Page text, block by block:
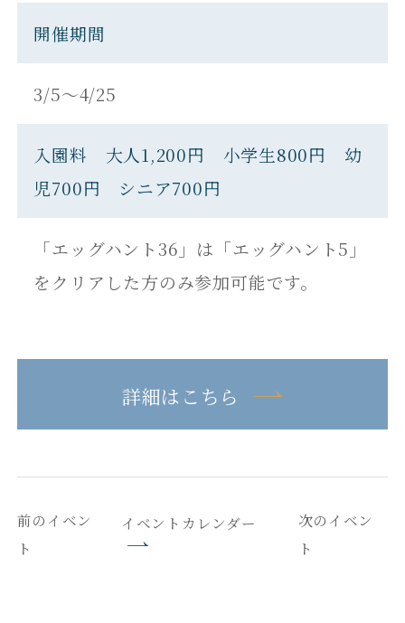
開催期間
3/5～4/25
入園料 大人1,200円 小学生800円 幼
児700円 シニア700円
「エッグハント36」は「エッグハント5」
をクリアした方のみ参加可能です。
詳細はこちら
前のイベン
ト
イベントカレンダー
次のイベン
ト